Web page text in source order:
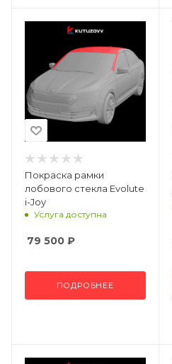
Покраска рамки
лобового стекла Evolute
i-Joy
Услуга доступна
79 500 ₽
ПОДРОБНЕЕ